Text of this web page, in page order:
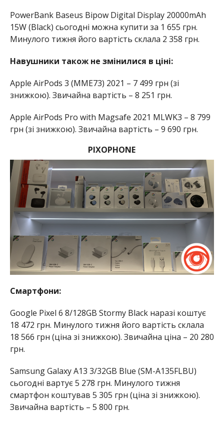
PowerBank Baseus Bipow Digital Display 20000mAh
15W (Black) сьогодні можна купити за 1 655 грн.
Минулого тижня його вартість склала 2 358 грн.
Навушники також не змінилися в ціні:
Apple AirPods 3 (MME73) 2021 – 7 499 грн (зі
знижкою). Звичайна вартість – 8 251 грн.
Apple AirPods Pro with Magsafe 2021 MLWK3 – 8 799
грн (зі знижкою). Звичайна вартість – 9 690 грн.
PIXOPHONE
Смартфони:
Google Pixel 6 8/128GB Stormy Black наразі коштує
18 472 грн. Минулого тижня його вартість склала
18 566 грн (ціна зі знижкою). Звичайна ціна – 20 280
грн.
Samsung Galaxy A13 3/32GB Blue (SM-A135FLBU)
сьогодні вартує 5 278 грн. Минулого тижня
смартфон коштував 5 305 грн (ціна зі знижкою).
Звичайна вартість – 5 800 грн.